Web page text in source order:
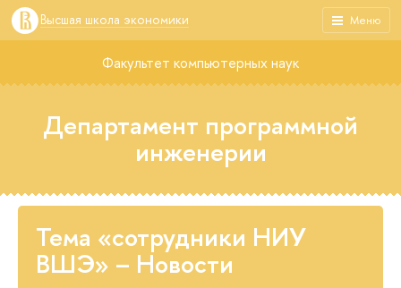
Меню
Высшая школа экономики
Факультет компьютерных наук
Департамент программной
инженерии
Тема «сотрудники НИУ
ВШЭ» – Новости